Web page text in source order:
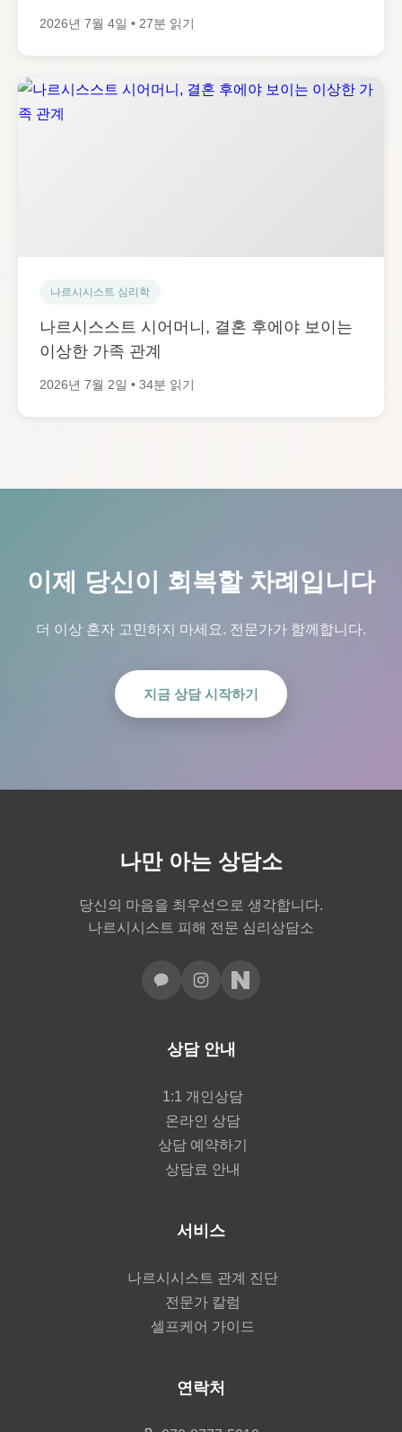
2026년 7월 4일 • 27분 읽기
나르시시스트 심리학
나르시스스트 시어머니, 결혼 후에야 보이는
이상한 가족 관계
2026년 7월 2일 • 34분 읽기
이제 당신이 회복할 차례입니다
더 이상 혼자 고민하지 마세요. 전문가가 함께합니다.
지금 상담 시작하기
나만 아는 상담소
당신의 마음을 최우선으로 생각합니다.
나르시시스트 피해 전문 심리상담소
상담 안내
1:1 개인상담
온라인 상담
상담 예약하기
상담료 안내
서비스
나르시시스트 관계 진단
전문가 칼럼
셀프케어 가이드
연락처